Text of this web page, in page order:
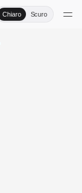
Chiaro Scuro